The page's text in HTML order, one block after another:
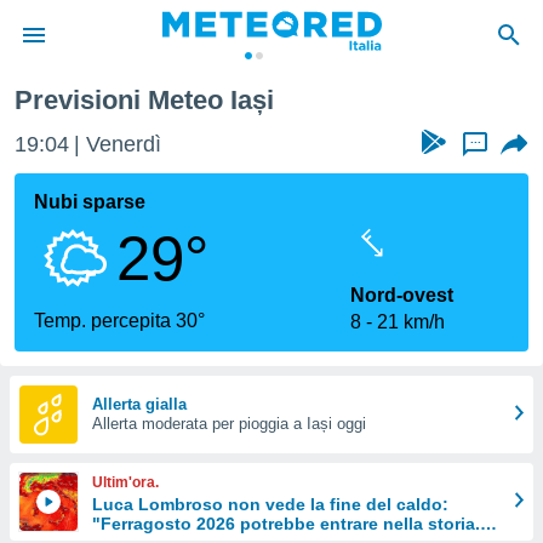
di
per
le
di
Web
le
Previsioni Meteo Iași
19:04 Venerdì ...
Nubi sparse
29°
Temp. percepita 30°
Nord-ovest
8
21 km/h
Allerta gialla
Allerta moderata per pioggia a Iași oggi
Ultim'ora.
Luca Lombroso non vede la fine del caldo:
"Ferragosto 2026 potrebbe entrare nella storia.